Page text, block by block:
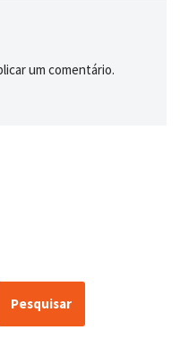
um comentário.
Pesquisar